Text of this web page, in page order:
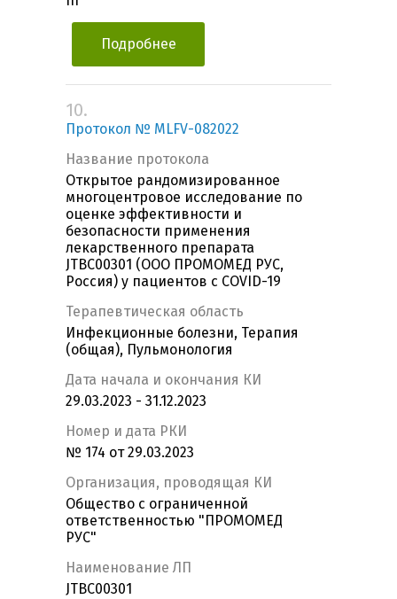
Подробнее
10.
Протокол № MLFV-082022
Название протокола
Открытое рандомизированное
многоцентровое исследование по
оценке эффективности и
безопасности применения
лекарственного препарата
JTBC00301 (ООО ПРОМОМЕД РУС,
Россия) у пациентов с COVID-19
Терапевтическая область
Инфекционные болезни, Терапия
(общая), Пульмонология
Дата начала и окончания КИ
29.03.2023 - 31.12.2023
Номер и дата РКИ
№ 174 от 29.03.2023
Организация, проводящая КИ
Общество с ограниченной
ответственностью "ПРОМОМЕД
РУС"
Наименование ЛП
JTBC00301